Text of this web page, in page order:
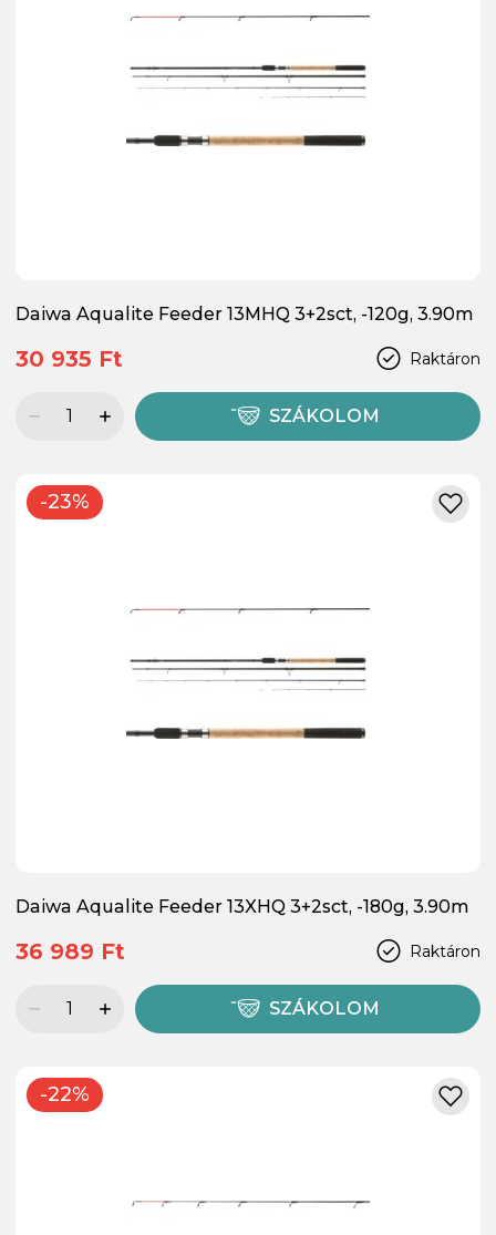
Daiwa Aqualite Feeder 13MHQ 3+2sct, -120g, 3.90m
Raktáron
30 935 Ft
SZÁKOLOM
-23%
Daiwa Aqualite Feeder 13XHQ 3+2sct, -180g, 3.90m
Raktáron
36 989 Ft
SZÁKOLOM
-22%